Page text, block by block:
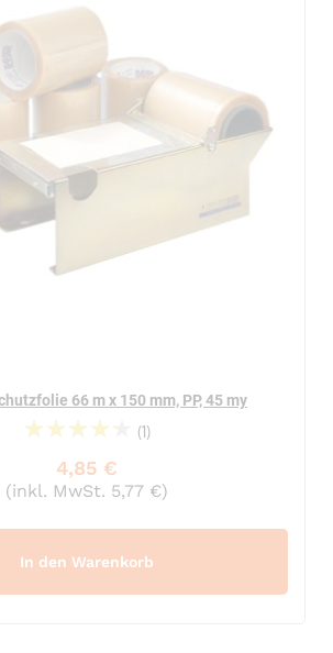
66 m x 150 mm, PP, 45 my
90%
(1)
4,85 €
(inkl. MwSt. 5,77 €)
In den Warenkorb